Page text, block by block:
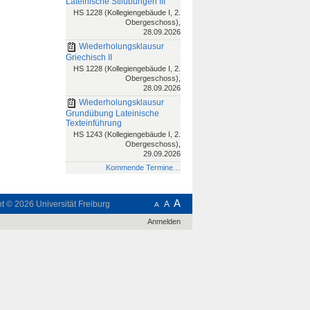
HS 1228 (Kollegiengebäude I, 2.
Obergeschoss),
28.09.2026
Wiederholungsklausur
Griechisch II
HS 1228 (Kollegiengebäude I, 2.
Obergeschoss),
28.09.2026
Wiederholungsklausur
Grundübung Lateinische
Texteinführung
HS 1243 (Kollegiengebäude I, 2.
Obergeschoss),
29.09.2026
Kommende Termine…
A A A
© 2026 Universität Freiburg
Anmelden